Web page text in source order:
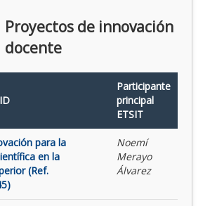
Proyectos de innovación
docente
Participante
principal
ETSIT
para la
en la
(Ref.
Noemí
Merayo
Álvarez